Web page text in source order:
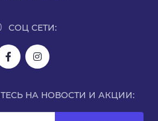
СОЦ СЕТИ:
НА НОВОСТИ И АКЦИИ: